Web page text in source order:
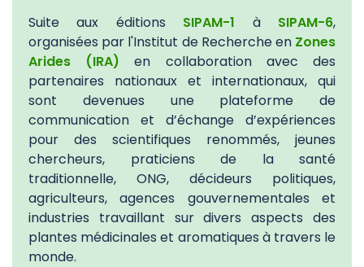
Suite aux éditions SIPAM-1 à SIPAM-6,
organisées par l'Institut de Recherche en Zones
Arides
(IRA) en collaboration avec des
partenaires nationaux et internationaux, qui
sont devenues une plateforme de
communication et d’échange d’expériences
pour des scientifiques renommés, jeunes
chercheurs, praticiens de la santé
traditionnelle, ONG, décideurs politiques,
agriculteurs, agences gouvernementales et
industries travaillant sur divers aspects des
plantes médicinales et aromatiques à travers le
monde.